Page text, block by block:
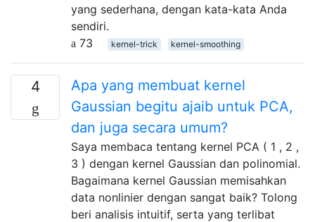
yang sederhana, dengan kata-kata Anda
sendiri.
73
kernel-trick kernel-smoothing
4
Apa yang membuat kernel
Gaussian begitu ajaib untuk PCA,
dan juga secara umum?
Saya membaca tentang kernel PCA ( 1 , 2 ,
3 ) dengan kernel Gaussian dan polinomial.
Bagaimana kernel Gaussian memisahkan
data nonlinier dengan sangat baik? Tolong
beri analisis intuitif, serta yang terlibat